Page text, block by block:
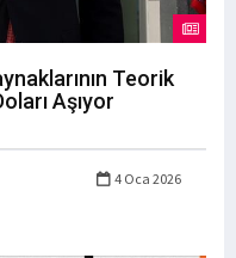
Teorik
Aşıyor
4 Oca 2026